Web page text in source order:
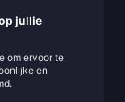
jullie
om ervoor te
en